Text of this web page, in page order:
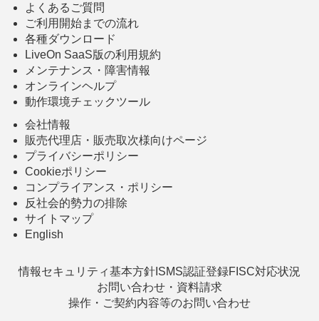
よくあるご質問
ご利用開始までの流れ
各種ダウンロード
LiveOn SaaS版の利用規約
メンテナンス・障害情報
オンラインヘルプ
動作環境チェックツール
会社情報
販売代理店・販売取次様向けページ
プライバシーポリシー
Cookieポリシー
コンプライアンス・ポリシー
反社会的勢力の排除
サイトマップ
English
情報セキュリティ基本方針 ISMS認証登録FISC対応状況
お問い合わせ・資料請求
操作・ご契約内容等のお問い合わせ